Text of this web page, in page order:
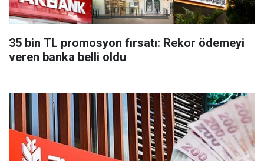
35 bin TL promosyon fırsatı: Rekor ödemeyi
veren banka belli oldu